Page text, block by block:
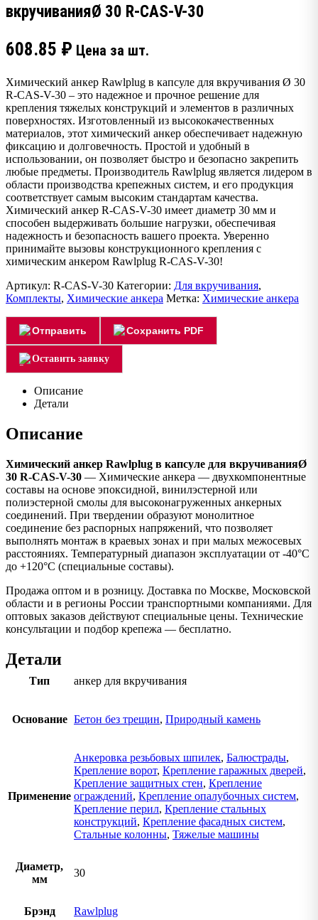
вкручиванияØ 30 R-CAS-V-30
608.85 ₽ Цена за шт.
Химический анкер Rawlplug в капсуле для вкручивания Ø 30
R-CAS-V-30 – это надежное и прочное решение для
крепления тяжелых конструкций и элементов в различных
поверхностях. Изготовленный из высококачественных
материалов, этот химический анкер обеспечивает надежную
фиксацию и долговечность. Простой и удобный в
использовании, он позволяет быстро и безопасно закрепить
любые предметы. Производитель Rawlplug является лидером в
области производства крепежных систем, и его продукция
соответствует самым высоким стандартам качества.
Химический анкер R-CAS-V-30 имеет диаметр 30 мм и
способен выдерживать большие нагрузки, обеспечивая
надежность и безопасность вашего проекта. Уверенно
принимайте вызовы конструкционного крепления с
химическим анкером Rawlplug R-CAS-V-30!
Артикул: R-CAS-V-30 Категории: Для вкручивания,
Комплекты, Химические анкера Метка: Химические анкера
Отправить Сохранить PDF
Оставить заявку
Описание
Детали
Описание
Химический анкер Rawlplug в капсуле для вкручиванияØ
30 R-CAS-V-30 — Химические анкера — двухкомпонентные
составы на основе эпоксидной, винилэстерной или
полиэстерной смолы для высоконагруженных анкерных
соединений. При твердении образуют монолитное
соединение без распорных напряжений, что позволяет
выполнять монтаж в краевых зонах и при малых межосевых
расстояниях. Температурный диапазон эксплуатации от -40°C
до +120°C (специальные составы).
Продажа оптом и в розницу. Доставка по Москве, Московской
области и в регионы России транспортными компаниями. Для
оптовых заказов действуют специальные цены. Технические
консультации и подбор крепежа — бесплатно.
Детали
Тип анкер для вкручивания
Основание Бетон без трещин, Природный камень
Применение
Анкеровка резьбовых шпилек, Балюстрады,
Крепление ворот, Крепление гаражных дверей,
Крепление защитных стен, Крепление
ограждений, Крепление опалубочных систем,
Крепление перил, Крепление стальных
конструкций, Крепление фасадных систем,
Стальные колонны, Тяжелые машины
Диаметр,
мм
30
Брэнд Rawlplug